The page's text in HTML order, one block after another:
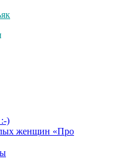
)
женщин «Про